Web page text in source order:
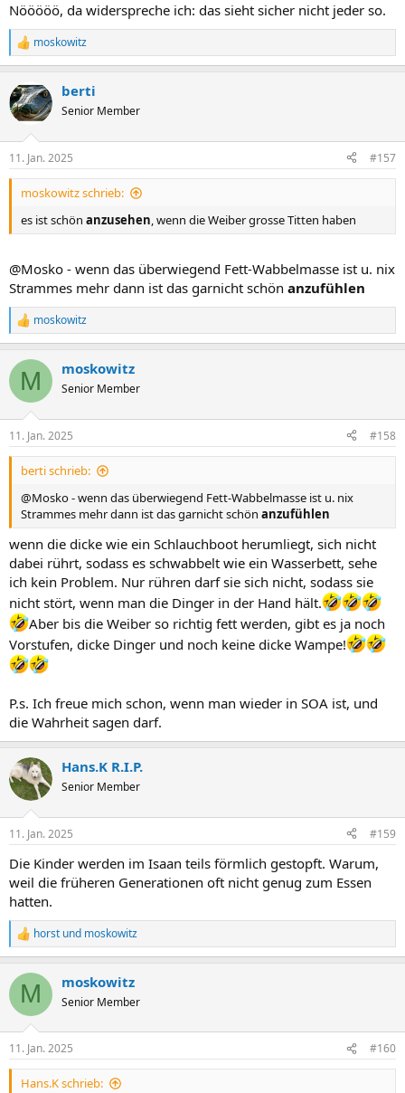
Nööööö, da widerspreche ich: das sieht sicher nicht jeder so.
R
e
k
t
i
e
n
moskowitz
berti
Senior Member
11. Jan. 2025 #157
moskowitz schrieb:
es ist schön anzusehen, wenn die Weiber grosse Titten haben
@Mosko - wenn das überwiegend Fett-Wabbelmasse ist u. nix
Strammes mehr dann ist das garnicht schön anzufühlen
R
e
k
i
e
n
moskowitz
M moskowitz
Senior Member
11. Jan. 2025 #158
berti schrieb:
@Mosko - wenn das überwiegend Fett-Wabbelmasse ist u. nix
Strammes mehr dann ist das garnicht schön anzufühlen
wenn die dicke wie ein Schlauchboot herumliegt, sich nicht
dabei rührt, sodass es schwabbelt wie ein Wasserbett, sehe
ich kein Problem. Nur rühren darf sie sich nicht, sodass sie
nicht stört, wenn man die Dinger in der Hand hält.
Aber bis die Weiber so richtig fett werden, gibt es ja noch
Vorstufen, dicke Dinger und noch keine dicke Wampe!
P.s. Ich freue mich schon, wenn man wieder in SOA ist, und
die Wahrheit sagen darf.
Hans.K R.I.P.
Senior Member
11. Jan. 2025 #159
Die Kinder werden im Isaan teils förmlich gestopft. Warum,
weil die früheren Generationen oft nicht genug zum Essen
hatten.
R
e
k
i
n
e
n
horst und moskowitz
M moskowitz
Senior Member
11. Jan. 2025 #160
Hans.K schrieb: